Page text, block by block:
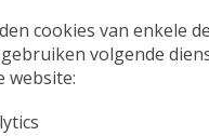
cookies van enkele
volgende
website: